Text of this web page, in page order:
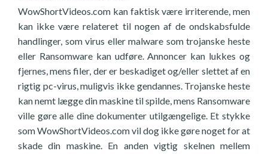
WowShortVideos.com kan faktisk være irriterende, men
kan ikke være relateret til nogen af de ondskabsfulde
handlinger, som virus eller malware som trojanske heste
eller Ransomware kan udføre. Annoncer kan lukkes og
fjernes, mens filer, der er beskadiget og/eller slettet af en
rigtig pc-virus, muligvis ikke gendannes. Trojanske heste
kan nemt lægge din maskine til spilde, mens Ransomware
ville gøre alle dine dokumenter utilgængelige. Et stykke
som WowShortVideos.com vil dog ikke gøre noget for at
skade din maskine. En anden vigtig skelnen mellem